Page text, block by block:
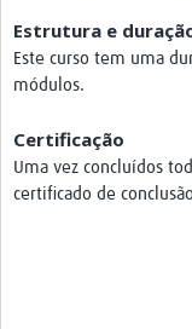
Webinars and
Certificates of
Donate
Estrutura e
Este curso tem uma
módulos.
Certificação
Uma vez concluídos
certificado de